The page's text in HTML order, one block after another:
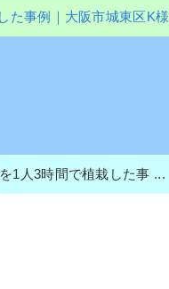
た事例｜大阪市城東区K様
1人3時間で植栽した事 ...